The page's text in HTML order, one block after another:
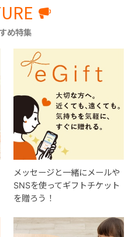
め特集
メッセージと一緒にメールや
SNSを使ってギフトチケット
を贈ろう！